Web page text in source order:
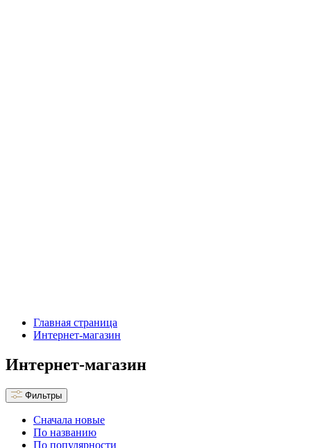
Главная страница
Интернет-магазин
Интернет-магазин
Фильтры
Сначала новые
По названию
По популярности